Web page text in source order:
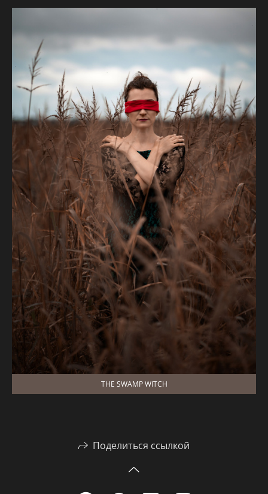
THE SWAMP WITCH
Поделиться ссылкой